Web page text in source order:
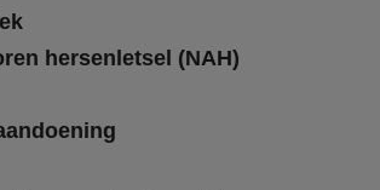
hersenletsel (NAH)